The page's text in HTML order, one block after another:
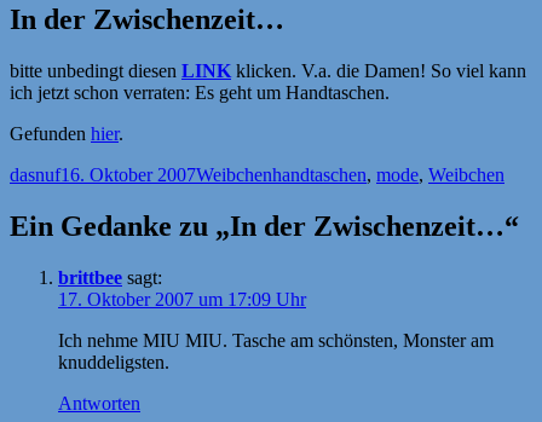
In der Zwischenzeit…
bitte unbedingt diesen LINK klicken. V.a. die Damen! So viel kann
ich jetzt schon verraten: Es geht um Handtaschen.
Gefunden hier.
Autor
dasnufVeröffentlicht
16. Oktober 2007Kategorien
WeibchenSchlagwörter
handtaschen, mode, Weibchen
Ein Gedanke zu „In der Zwischenzeit…“
brittbee sagt:
17. Oktober 2007 um 17:09 Uhr
Ich nehme MIU MIU. Tasche am schönsten, Monster am
knuddeligsten.
Antworten